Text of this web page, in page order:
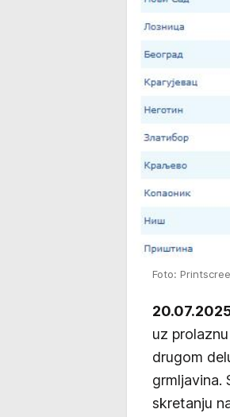
Foto:
uz
drugom
grmljavina.
skretanju